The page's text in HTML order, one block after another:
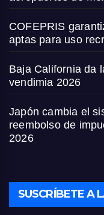
COFEPRIS
aptas para uso
Baja California da
vendimia 2026
Japón cambia el
reembolso de
2026
SUSCRÍBETE A